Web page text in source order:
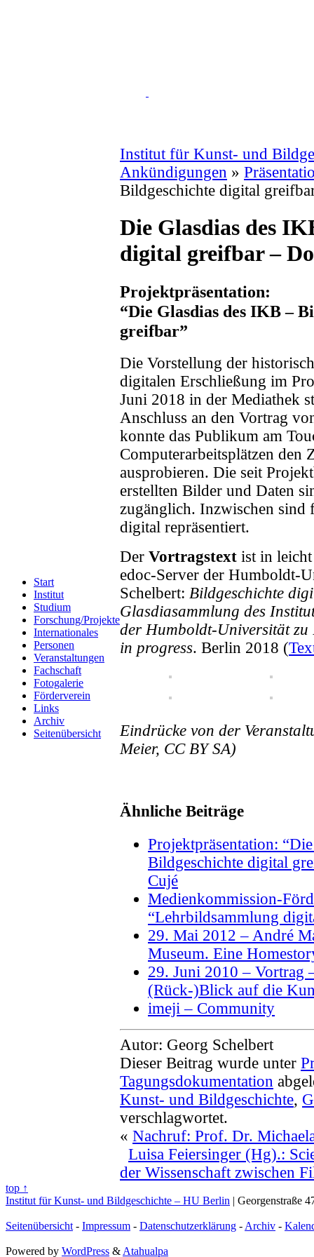
Start
Institut
Studium
Forschung/Projekte
Internationales
Personen
Veranstaltungen
Fachschaft
Fotogalerie
Förderverein
Links
Archiv
Seitenübersicht
Institut für Kunst- und
Ankündigungen »
Bildgeschichte digital
Die Glasdias des
digital greifbar –
Projektpräsentation:
“Die Glasdias des IKB –
greifbar”
Die Vorstellung der
digitalen Erschließung im
Juni 2018 in der Mediathek
Anschluss an den Vortrag
konnte das Publikum am
Computerarbeitsplätzen den
ausprobieren. Die seit
erstellten Bilder und Daten
zugänglich. Inzwischen sind
digital repräsentiert.
Der Vortragstext ist in
edoc-Server der Humboldt-
Schelbert: Bildgeschichte
Glasdiasammlung des
der Humboldt-Universität
in progress. Berlin 2018 (
Eindrücke von der
Meier, CC BY SA)
Ähnliche Beiträge
Projektpräsentation:
Bildgeschichte digital
Cujé
Medienkommission-
“Lehrbildsammlung
29. Mai 2012 – André
Museum. Eine
29. Juni 2010 – Vortrag
(Rück-)Blick auf die
imeji – Community
Autor: Georg Schelbert
Dieser Beitrag wurde unter
Tagungsdokumentation
Kunst- und Bildgeschichte,
verschlagwortet.
« Nachruf: Prof. Dr.
Luisa Feiersinger (Hg).:
der Wissenschaft zwischen
top ↑
Institut für Kunst- und Bildgeschichte – HU Berlin | Georgenstraße
Seitenübersicht - Impressum - Datenschutzerklärung - Archiv -
Powered by WordPress & Atahualpa